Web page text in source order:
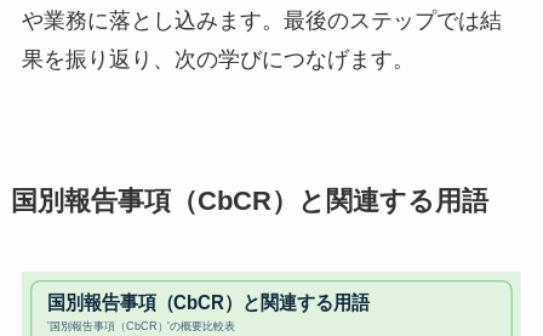
や業務に落とし込みます。最後のステップでは結
果を振り返り、次の学びにつなげます。
国別報告事項（CbCR）と関連する用語